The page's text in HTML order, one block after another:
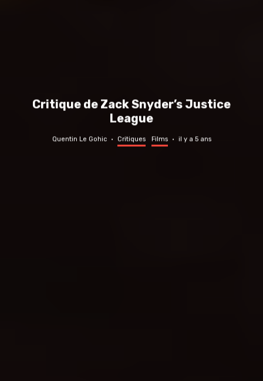
Critique de Zack Snyder’s Justice
Leagu‪e‬
Quentin Le Gohic · Critiques Films · il y a 5 ans